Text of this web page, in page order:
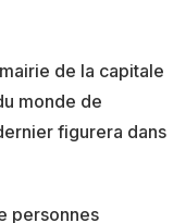
de la capitale
monde de
figurera dans
personnes